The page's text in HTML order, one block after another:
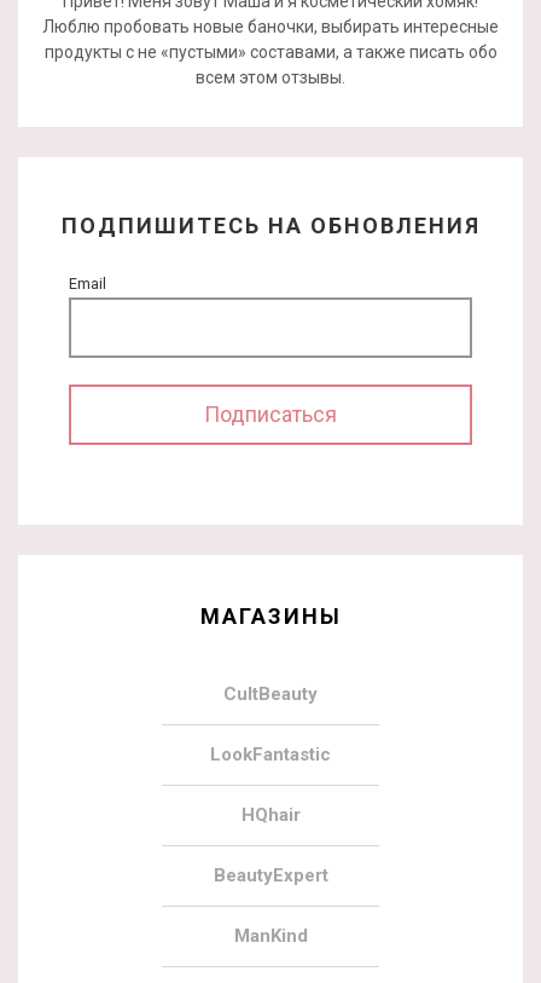
Люблю пробовать новые баночки, выбирать интересные
продукты с не «пустыми» составами, а также писать обо
всем этом отзывы.
ПОДПИШИТЕСЬ НА ОБНОВЛЕНИЯ
Email
МАГАЗИНЫ
CultBeauty
LookFantastic
HQhair
BeautyExpert
ManKind